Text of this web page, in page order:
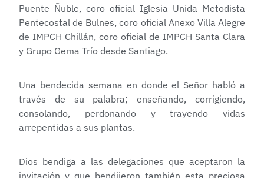
Puente Ñuble, coro oficial Iglesia Unida Metodista
Pentecostal de Bulnes, coro oficial Anexo Villa Alegre
de IMPCH Chillán, coro oficial de IMPCH Santa Clara
y Grupo Gema Trío desde Santiago.
Una bendecida semana en donde el Señor habló a
través de su palabra; enseñando, corrigiendo,
consolando, perdonando y trayendo vidas
arrepentidas a sus plantas.
Dios bendiga a las delegaciones que aceptaron la